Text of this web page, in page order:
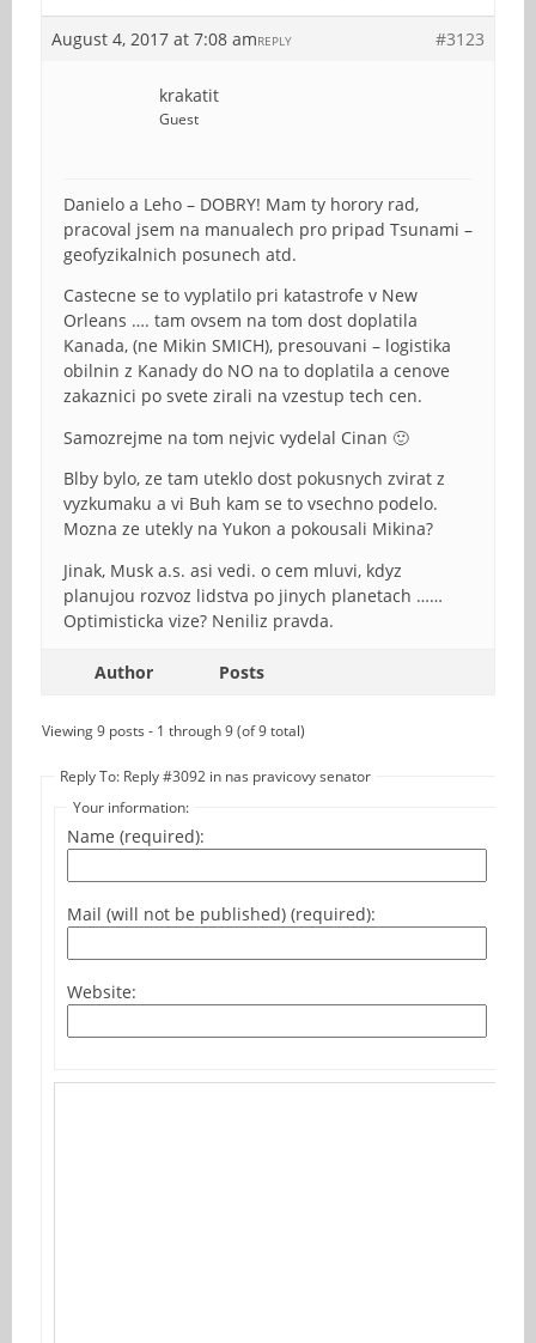
August 4, 2017 at 7:08 am #3123
REPLY
krakatit
Guest
Danielo a Leho – DOBRY! Mam ty horory rad,
pracoval jsem na manualech pro pripad Tsunami –
geofyzikalnich posunech atd.
Castecne se to vyplatilo pri katastrofe v New
Orleans …. tam ovsem na tom dost doplatila
Kanada, (ne Mikin SMICH), presouvani – logistika
obilnin z Kanady do NO na to doplatila a cenove
zakaznici po svete zirali na vzestup tech cen.
Samozrejme na tom nejvic vydelal Cinan 🙂
Blby bylo, ze tam uteklo dost pokusnych zvirat z
vyzkumaku a vi Buh kam se to vsechno podelo.
Mozna ze utekly na Yukon a pokousali Mikina?
Jinak, Musk a.s. asi vedi. o cem mluvi, kdyz
planujou rozvoz lidstva po jinych planetach ……
Optimisticka vize? Neniliz pravda.
Author Posts
Viewing 9 posts - 1 through 9 (of 9 total)
Reply To: Reply #3092 in nas pravicovy senator
Your information:
Name (required):
Mail (will not be published) (required):
Website: